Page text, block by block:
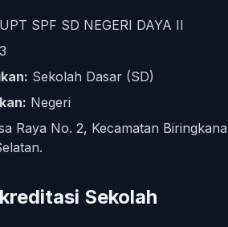
UPT SPF SD NEGERI DAYA II
Sekolah Dasar (SD)
Negeri
Raya No. 2, Kecamatan
Sekolah